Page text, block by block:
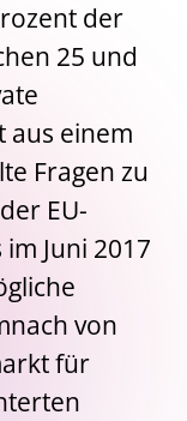
der
25 und
aus einem
Fragen zu
EU-
Juni 2017
von
für